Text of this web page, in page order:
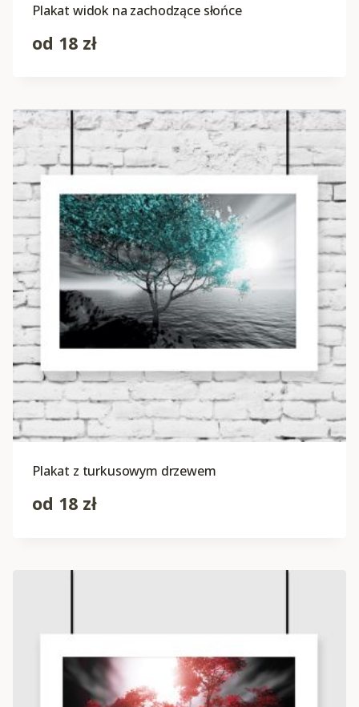
Plakat widok na zachodzące słońce
od 18 zł
Plakat z turkusowym drzewem
od 18 zł